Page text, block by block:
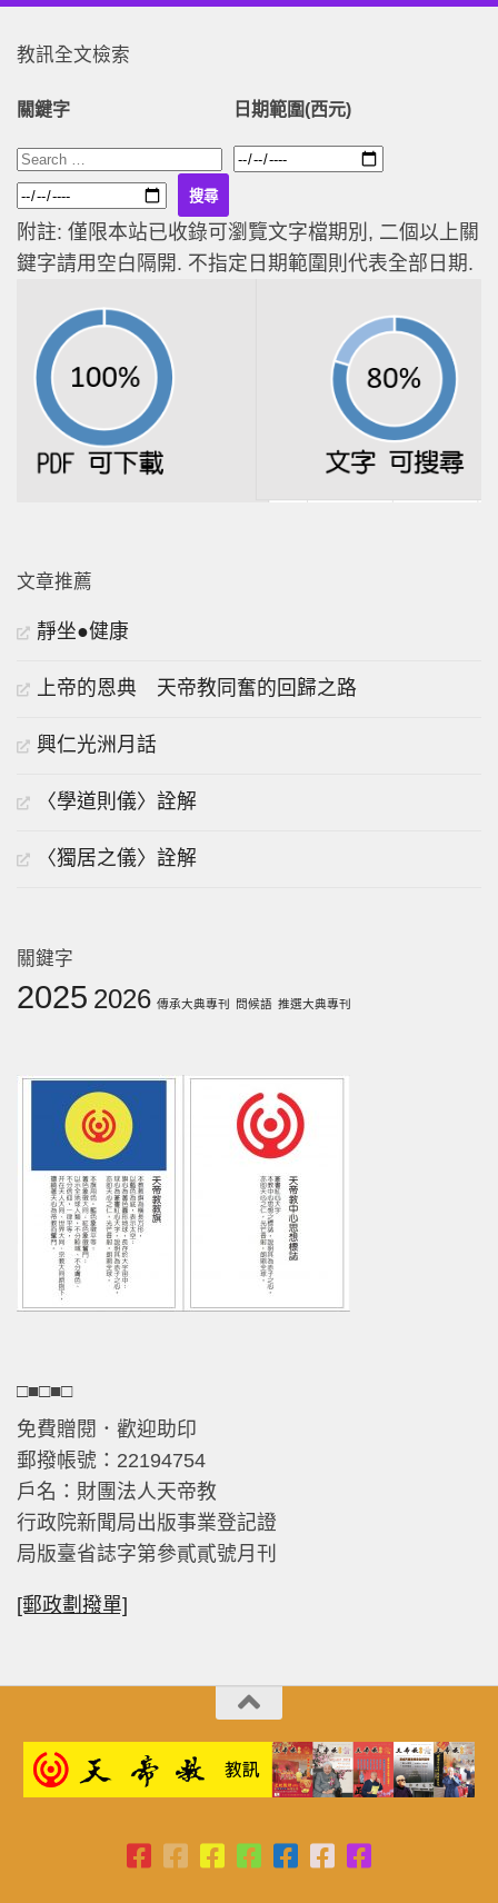
教訊全文檢索
關鍵字 日期範圍(西元)
附註: 僅限本站已收錄可瀏覽文字檔期別, 二個以上關
鍵字請用空白隔開. 不指定日期範圍則代表全部日期.
文章推薦
靜坐●健康
上帝的恩典 天帝教同奮的回歸之路
興仁光洲月話
〈學道則儀〉詮解
〈獨居之儀〉詮解
關鍵字
2025 2026 傳承大典專刊 問候語 推選大典專刊
□■□■□
免費贈閱．歡迎助印
郵撥帳號：22194754
戶名：財團法人天帝教
行政院新聞局出版事業登記證
局版臺省誌字第參貳貳號月刊
[郵政劃撥單]